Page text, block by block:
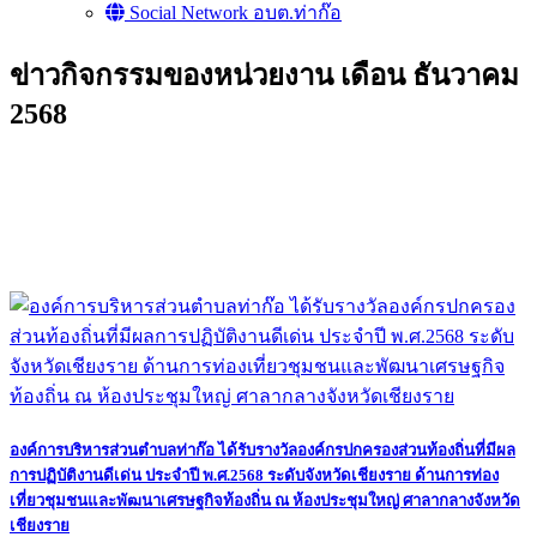
Social Network อบต.ท่าก๊อ
ข่าวกิจกรรมของหน่วยงาน เดือน ธันวาคม
2568
องค์การบริหารส่วนตําบลท่าก๊อ ได้รับรางวัลองค์กรปกครองส่วนท้องถิ่นที่มีผล
การปฏิบัติงานดีเด่น ประจำปี พ.ศ.2568 ระดับจังหวัดเชียงราย ด้านการท่อง
เที่ยวชุมชนและพัฒนาเศรษฐกิจท้องถิ่น ณ ห้องประชุมใหญ่ ศาลากลางจังหวัด
เชียงราย